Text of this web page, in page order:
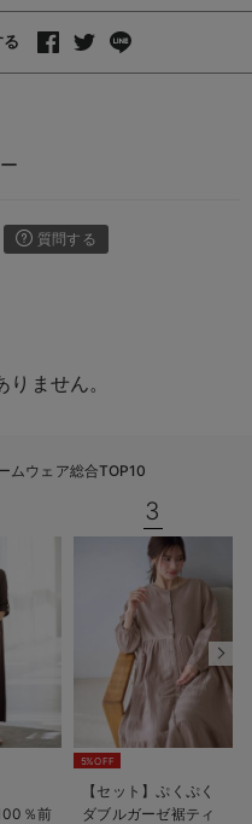
質問する
りません。
ムウェア総合TOP10
％前
3
5%OFF
【セット】ぷくぷく
ダブルガーゼ裾ティ